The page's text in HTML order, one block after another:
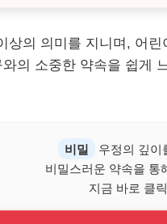
상의 의미를 지니며, 어
와의 소중한 약속을 쉽게
비밀
우정의 깊이
비밀스러운 약속을 통
지금 바로 클